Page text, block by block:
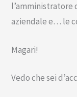
l’amministratore
aziendale e… le
Magari!
Vedo che sei